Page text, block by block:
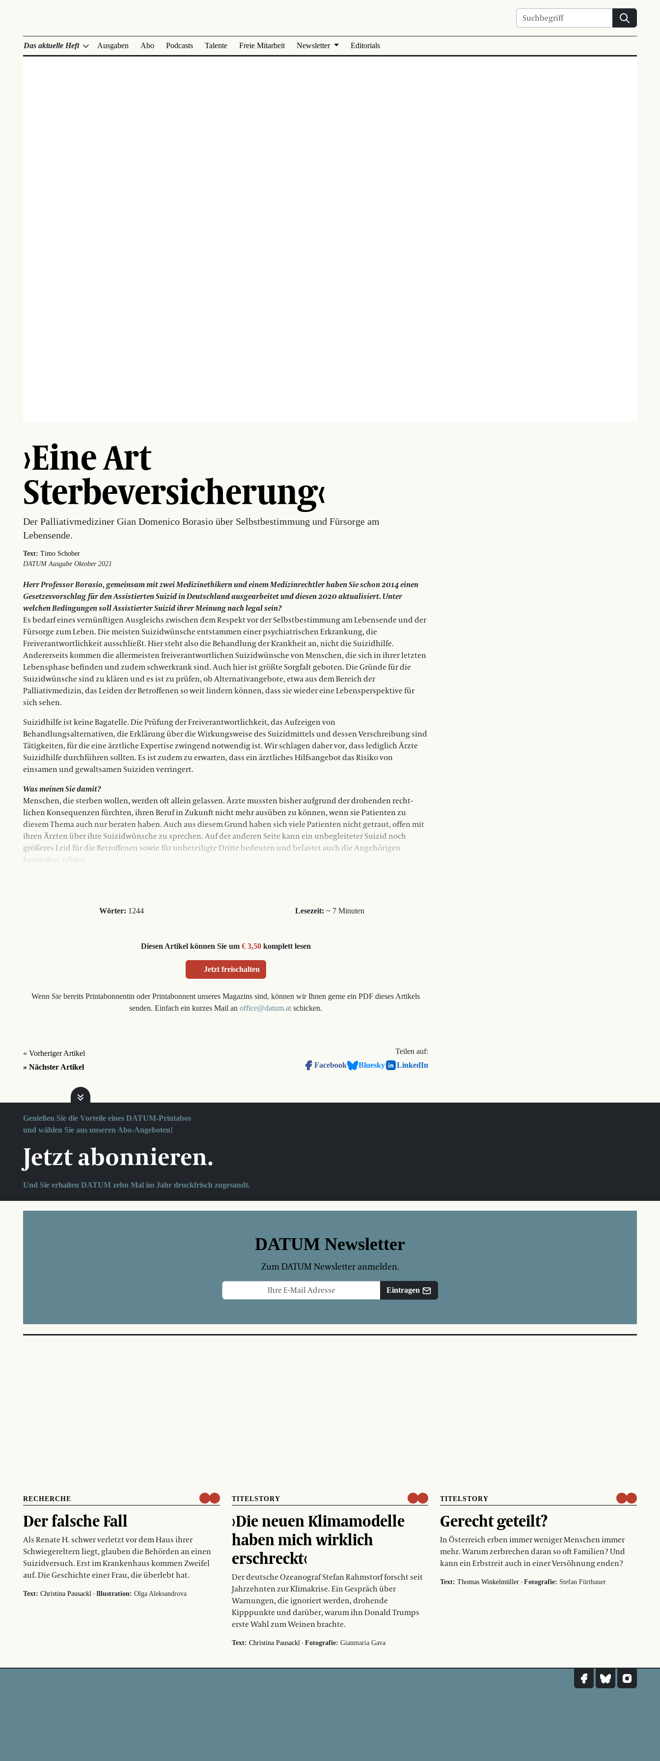
Suchen
Das aktuelle Heft Ausgaben Abo Podcasts Talente Freie Mitarbeit Newsletter Editorials
›Eine Art
Sterbeversicherung‹
Der Palliativmediziner Gian Domenico Borasio über Selbstbestimmung und Fürsorge am
Lebensende.
Text: Timo Schober
DATUM Ausgabe Oktober 2021
Herr Professor Borasio, gemeinsam mit zwei Medizinethikern und einem Medizinrechtler haben Sie schon 2014 einen
Gesetzesvorschlag für den Assistierten Suizid in Deutschland ausgearbeitet und diesen 2020 aktualisiert. Unter
welchen Bedingungen soll Assistierter Suizid ihrer Meinung nach legal sein?
Es bedarf eines vernünftigen Ausgleichs zwischen dem Respekt vor der Selbstbestimmung am Lebensende und der
Fürsorge zum Leben. Die meisten Suizidwünsche entstammen einer psychiatrischen Erkrankung, die
Freiverantwortlichkeit ausschließt. Hier steht also die Behandlung der Krankheit an, nicht die Suizidhilfe.
Andererseits kommen die allermeisten freiverantwortlichen Suizidwünsche von Menschen, die sich in ihrer letzten
Lebensphase befinden und zudem schwerkrank sind. Auch hier ist größte Sorgfalt geboten. Die Gründe für die
Suizidwünsche sind zu klären und es ist zu prüfen, ob Alternativangebote, etwa aus dem Bereich der
Palliativmedizin, das Leiden der Betroffenen so weit lindern können, dass sie wieder eine Lebensperspektive für
sich sehen.
Suizidhilfe ist keine Bagatelle. Die Prüfung der Freiverantwortlichkeit, das Aufzeigen von
Behandlungsalternativen, die Erklärung über die Wirkungsweise des Suizidmittels und dessen Verschreibung sind
Tätigkeiten, für die eine ärztliche Expertise zwingend notwendig ist. Wir schlagen daher vor, dass lediglich Ärzte
Suizidhilfe durchführen sollten. Es ist zudem zu erwarten, dass ein ärztliches Hilfsangebot das Risiko von
einsamen und gewaltsamen Suiziden verringert.
Was meinen Sie damit?
Menschen, die sterben wollen, werden oft allein gelassen. Ärzte mussten bisher aufgrund der drohenden recht­
lichen Konsequenzen fürchten, ihren Beruf in Zukunft nicht mehr ausüben zu können, wenn sie Patienten zu
diesem Thema auch nur beraten haben. Auch aus diesem Grund haben sich viele Pa­tienten nicht getraut, offen mit
ihren Ärzten über ihre Suizidwünsche zu sprechen. Auf der anderen Seite kann ein unbegleiteter Suizid noch
größeres Leid für die Betroffenen sowie für unbeteiligte Dritte bedeuten und belastet auch die Angehörigen
besonders schwer.
Wörter: 1244 Lesezeit: ~ 7 Minuten
Diesen Artikel können Sie um € 3,50komplett lesen
Jetzt freischalten
Wenn Sie bereits Printabonnentin oder Printabonnent unseres Magazins sind, können wir Ihnen gerne ein PDF dieses Artikels
senden. Einfach ein kurzes Mail anoffice@datum.at schicken.
« Vorheriger Artikel
» Nächster Artikel
Teilen auf:
Facebook
Bluesky LinkedIn
Genießen Sie die Vorteile eines DATUM-Printabos
und wählen Sie aus unseren Abo-Angeboten!
Jetzt abonnieren.
Und Sie erhalten DATUM zehn Mal im Jahr druckfrisch zugesandt.
DATUM Newsletter
Zum DATUM Newsletter anmelden.
Eintragen
RECHERCHE
Der falsche Fall
Als Renate H. schwer verletzt vor dem Haus ihrer
Schwiegereltern liegt, glauben die Behörden an einen
Suizidversuch. Erst im Krankenhaus kommen Zweifel
auf. Die Geschichte einer Frau, die überlebt hat.
Text: Christina Pausackl · Illustration: Olga Aleksandrova
TITELSTORY
›Die neuen Klimamodelle
haben mich wirklich
erschreckt‹
Der deutsche Ozeanograf Stefan Rahmstorf forscht seit
Jahrzehnten zur Klimakrise. Ein Gespräch über
Warnungen, die ignoriert werden, drohende
Kipppunkte und darüber, warum ihn Donald Trumps
erste Wahl zum Weinen brachte.
Text: Christina Pausackl· Fotografie: Gianmaria Gava
TITELSTORY
Gerecht geteilt?
In Österreich erben immer weniger Menschen immer
mehr. Warum zerbrechen daran so oft Familien? Und
kann ein Erbstreit auch in einer Versöhnung enden?
Text: Thomas Winkelmüller ·Fotografie: Stefan Fürtbauer